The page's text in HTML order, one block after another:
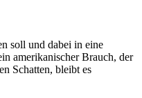
soll und dabei in eine
amerikanischer Brauch, der
Schatten, bleibt es